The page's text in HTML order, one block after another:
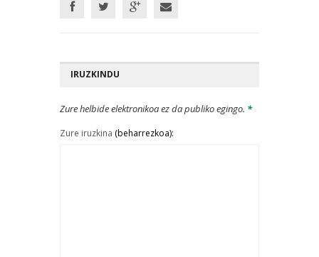
IRUZKINDU
Zure helbide elektronikoa ez da publiko egingo. *
Zure iruzkina (beharrezkoa):